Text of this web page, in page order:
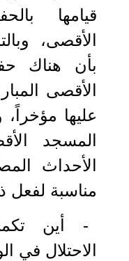
قيامها
الأقصى،
بأن هناك
الأقصى
عليها مؤخراً،
المسجد
الأحداث
مناسبة لفعل
- أين
الاحتلال في